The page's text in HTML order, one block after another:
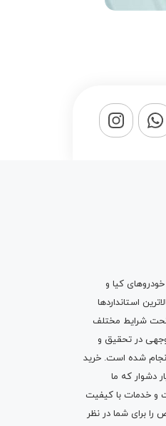
کیا و
استانداردها
تحت شرایط مختلف
در تحقیق و
شده است. خرید
دشوار که ما
و خدمات با کیفیت
را برای شما در نظر